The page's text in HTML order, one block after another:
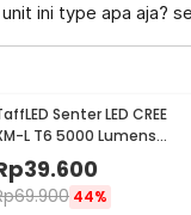
ini type apa aja?
Senter LED CREE
L T6 5000 Lumens
Zoom 5 Mode Baterai
- E97
39.600
69.900 44%